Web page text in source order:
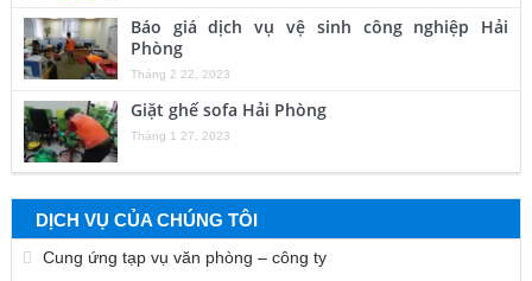
Báo giá dịch vụ vệ sinh công nghiệp Hải
Phòng
Tháng 2 22, 2023
Giặt ghế sofa Hải Phòng
Tháng 1 27, 2023
DỊCH VỤ CỦA CHÚNG TÔI
Cung ứng tạp vụ văn phòng – công ty